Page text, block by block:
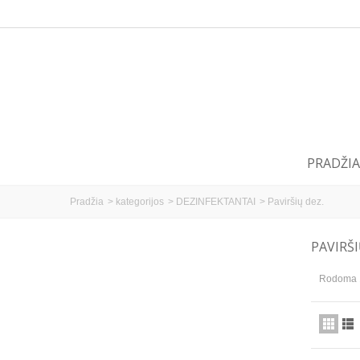
PRADŽIA
Pradžia > kategorijos > DEZINFEKTANTAI > Paviršių dez.
Rodoma